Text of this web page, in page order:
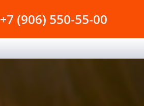
+7 (906) 550-55-00